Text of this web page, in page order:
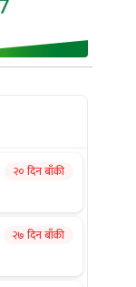
२० दिन बाँकी
२७ दिन बाँकी